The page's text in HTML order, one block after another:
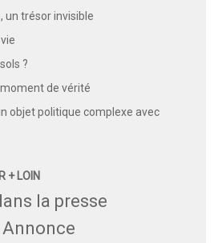
un trésor invisible
?
de vérité
objet politique complexe avec
+ LOIN
la presse
Annonce